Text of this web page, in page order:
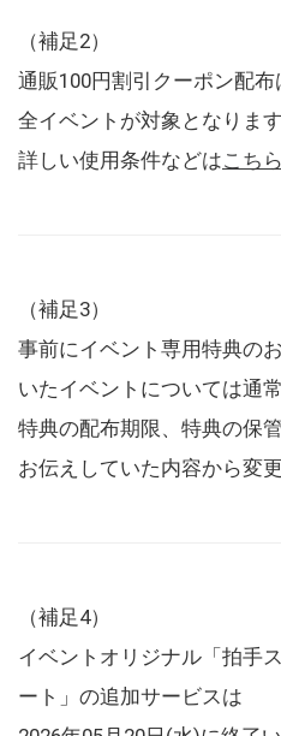
（補足2）
通販100円割引クーポン配
全イベントが対象となります
詳しい使用条件などはこちら
（補足3）
事前にイベント専用特典の
いたイベントについては通
特典の配布期限、特典の保
お伝えしていた内容から変
（補足4）
イベントオリジナル「拍手
ート」の追加サービスは